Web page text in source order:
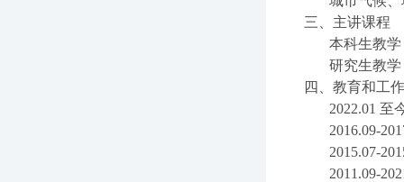
三、主讲课程
本科生教
研究生教
四、教育和工
2022.01至
2016.09-
2015.07-
2011.09-